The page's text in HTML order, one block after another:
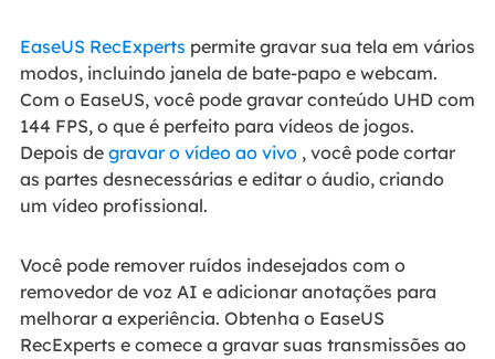
EaseUS RecExperts permite gravar sua tela em vários
modos, incluindo janela de bate-papo e webcam.
Com o EaseUS, você pode gravar conteúdo UHD com
144 FPS, o que é perfeito para vídeos de jogos.
Depois de gravar o vídeo ao vivo, você pode cortar
as partes desnecessárias e editar o áudio, criando
um vídeo profissional.
Você pode remover ruídos indesejados com o
removedor de voz AI e adicionar anotações para
melhorar a experiência. Obtenha o EaseUS
RecExperts e comece a gravar suas transmissões ao